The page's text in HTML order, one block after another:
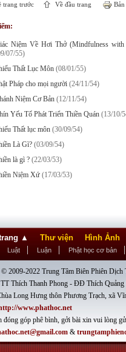
trang trước Về đầu trang Bản
Niệm Về Hơi Thở (Mindfulness with
07/55)
Thất Lục Môn (08/01/55)
Pháp cho mọi người (24/11/54)
Niệm Cơ Bản (12/11/54)
Yếu Tố Phát Triển Thiền Quán (13/10/
Thất lục môn (30/09/54)
Là Gì? (03/09/54)
là gì ? (22/03/53)
Niệm Xứ (17/03/53)
▲ Thư viện Hình Ảnh
Luật Luận Phật học cơ bản
2009-2022 Trung Tâm Biên Phiên Dịch
TT Thích Thanh Phong - ĐĐ Thích
Long Hưng thôn Phương Trạch, xã
www.phathoc.net
đóng góp phê bình, gởi bài xin vui lòng
&